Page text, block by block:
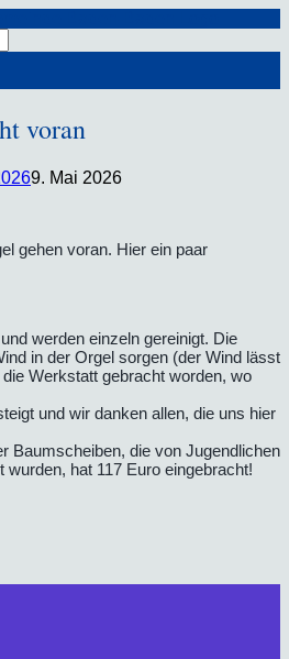
voran
9. Mai 2026
gehen voran. Hier ein paar
werden einzeln gereinigt. Die
in der Orgel sorgen (der Wind lässt
Werkstatt gebracht worden, wo
und wir danken allen, die uns hier
Baumscheiben, die von Jugendlichen
hat 117 Euro eingebracht!